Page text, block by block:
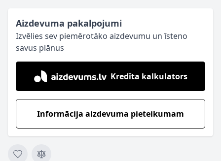
Aizdevuma pakalpojumi
Izvēlies sev piemērotāko aizdevumu un īsteno
savus plānus
Kredīta kalkulators
Informācija aizdevuma pieteikumam